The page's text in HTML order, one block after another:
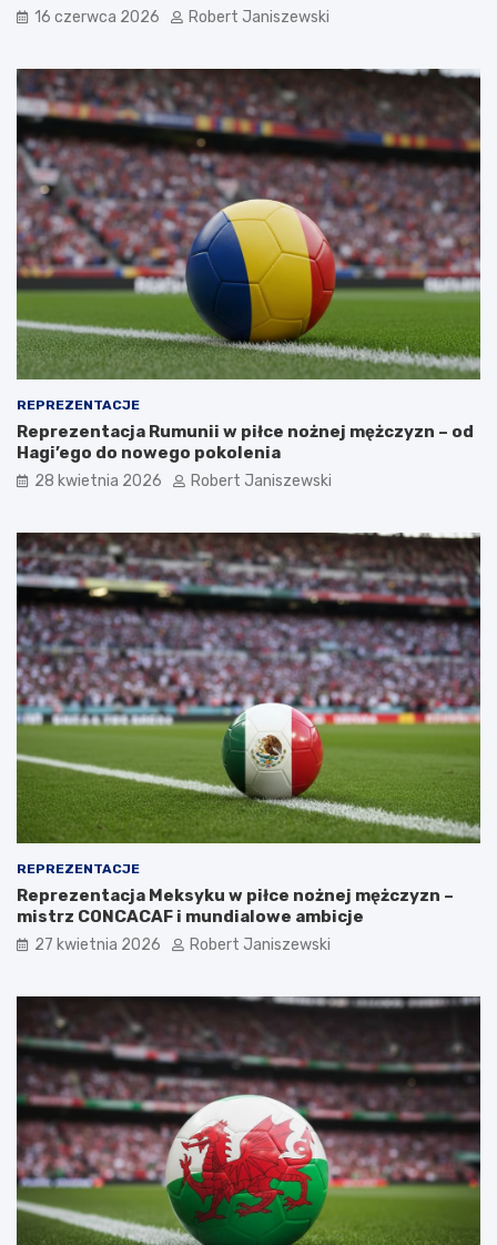
16 czerwca 2026 Robert Janiszewski
REPREZENTACJE
Reprezentacja Rumunii w piłce nożnej mężczyzn – od
Hagi’ego do nowego pokolenia
28 kwietnia 2026 Robert Janiszewski
REPREZENTACJE
Reprezentacja Meksyku w piłce nożnej mężczyzn –
mistrz CONCACAF i mundialowe ambicje
27 kwietnia 2026 Robert Janiszewski